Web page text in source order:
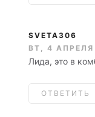
SVETA306
ВТ, 4 АПРЕЛЯ
Лида, это в
ОТВЕТИТЬ